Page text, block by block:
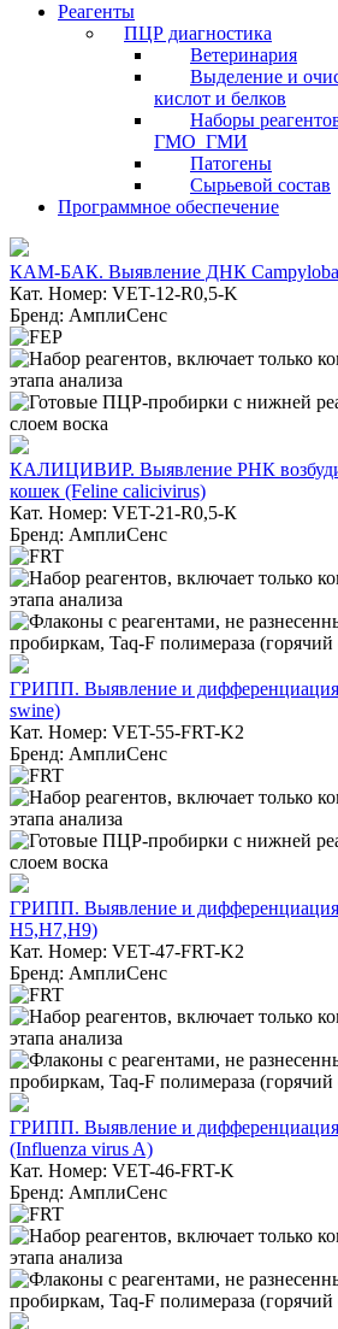
Реагенты
ПЦР диагностика
Ветеринария
Выделение и
кислот и белков
Наборы
ГМО_ГМИ
Патогены
Сырьевой состав
Программное обеспечение
КАМ-БАК. Выявление ДНК
Кат. Номер: VET-12-R0,5-K
Бренд: АмплиСенс
КАЛИЦИВИР. Выявление РНК
кошек (Feline calicivirus)
Кат. Номер: VET-21-R0,5-К
Бренд: АмплиСенс
ГРИПП. Выявление и
swine)
Кат. Номер: VET-55-FRT-K2
Бренд: АмплиСенс
ГРИПП. Выявление и дифференциация
H5,H7,H9)
Кат. Номер: VET-47-FRT-K2
Бренд: АмплиСенс
ГРИПП. Выявление и дифференциация
(Influenza virus A)
Кат. Номер: VET-46-FRT-K
Бренд: АмплиСенс